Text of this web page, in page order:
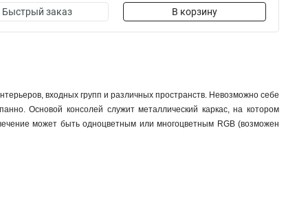
Быстрый заказ В корзину
входных групп и различных пространств. Невозможно себе
Основой консолей служит металлический каркас, на котором
может быть одноцветным или многоцветным RGB (возможен